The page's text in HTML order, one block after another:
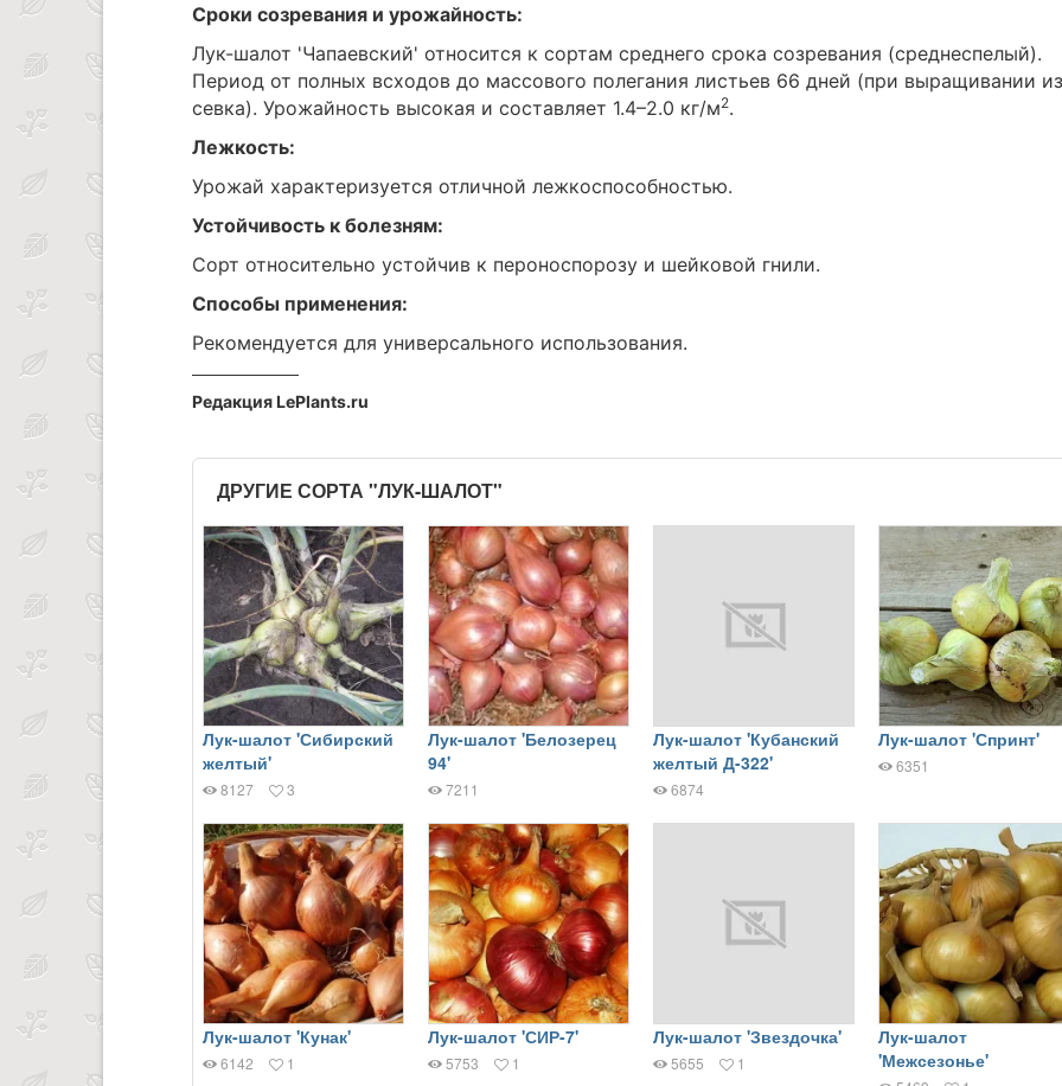
Сроки созревания и урожайность:
Лук-шалот 'Чапаевский' относится к сортам среднего срока созревания (среднеспелый).
Период от полных всходов до массового полегания листьев 66 дней (при выращивании из
севка). Урожайность высокая и составляет 1.4–2.0 кг/м2.
Лежкость:
Урожай характеризуется отличной лежкоспособностью.
Устойчивость к болезням:
Сорт относительно устойчив к пероноспорозу и шейковой гнили.
Способы применения:
Рекомендуется для универсального использования.
Редакция LePlants.ru
ДРУГИЕ СОРТА "ЛУК-ШАЛОТ"
Лук-шалот 'Сибирский
желтый'
8127 3
Лук-шалот 'Белозерец
94'
7211
Лук-шалот 'Кубанский
желтый Д-322'
6874
Лук-шалот 'Спринт'
6351
Лук-шалот 'Кунак'
6142 1
Лук-шалот 'СИР-7'
5753 1
Лук-шалот 'Звездочка'
5655 1
Лук-шалот
'Межсезонье'